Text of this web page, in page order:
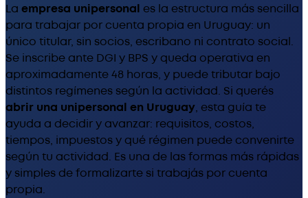
La empresa unipersonal es la estructura más sencilla
para trabajar por cuenta propia en Uruguay: un
único titular, sin socios, escribano ni contrato social.
Se inscribe ante DGI y BPS y queda operativa en
aproximadamente 48 horas, y puede tributar bajo
distintos regímenes según la actividad. Si querés
abrir una unipersonal en Uruguay, esta guía te
ayuda a decidir y avanzar: requisitos, costos,
tiempos, impuestos y qué régimen puede convenirte
según tu actividad. Es una de las formas más rápidas
y simples de formalizarte si trabajás por cuenta
propia.